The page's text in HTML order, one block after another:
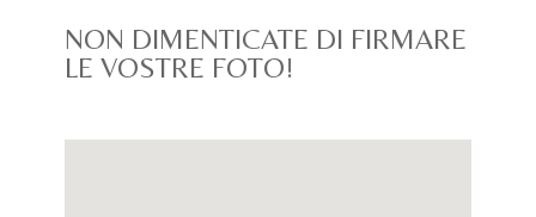
NON DIMENTICATE DI FIRMARE
LE VOSTRE FOTO!